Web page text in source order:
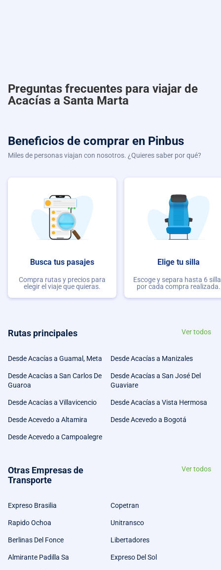
Preguntas frecuentes para viajar de
Acacías a Santa Marta
Beneficios de comprar en Pinbus
Miles de personas viajan con nosotros. ¿Quieres saber por qué?
Busca tus pasajes
Compra rutas y precios para
elegir el viaje que quieras.
Elige tu silla
Escoge y separa hasta 6
por cada compra realizada.
Rutas principales Ver todos
Desde Acacías a Guamal, Meta Desde Acacías a Manizales
Desde Acacías a San Carlos De
Guaroa
Desde Acacías a San José Del
Guaviare
Desde Acacías a Villavicencio Desde Acacías a Vista Hermosa
Desde Acevedo a Altamira Desde Acevedo a Bogotá
Desde Acevedo a Campoalegre
Otras Empresas de
Transporte
Ver todos
Expreso Brasilia Copetran
Rapido Ochoa Unitransco
Berlinas Del Fonce Libertadores
Almirante Padilla Sa Expreso Del Sol